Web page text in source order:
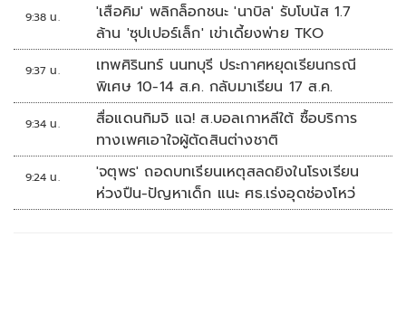
9:38 น.
'เสือคิม' พลิกล็อกชนะ 'นาบิล' รับโบนัส 1.7
ล้าน 'ซุปเปอร์เล็ก' เข่าเดี้ยงพ่าย TKO
9:37 น.
เทพศิรินทร์ นนทบุรี ประกาศหยุดเรียนกรณี
พิเศษ 10-14 ส.ค. กลับมาเรียน 17 ส.ค.
9:34 น.
สื่อแดนกิมจิ แฉ! ส.บอลเกาหลีใต้ ซื้อบริการ
ทางเพศเอาใจผู้ตัดสินต่างชาติ
9:24 น.
'จตุพร' ถอดบทเรียนเหตุสลดยิงในโรงเรียน
ห่วงปืน-ปัญหาเด็ก แนะ ศธ.เร่งอุดช่องโหว่